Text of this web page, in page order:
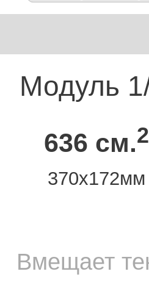
Модуль
636 см.2
370х172мм
Вмещает